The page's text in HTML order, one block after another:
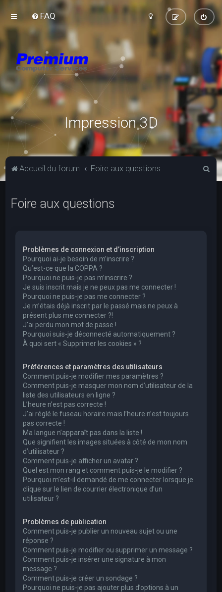
FAQ
Impression 3D
Accueil du forum Foire aux questions
Foire aux questions
Problèmes de connexion et d’inscription
Pourquoi ai-je besoin de m’inscrire ?
Qu’est-ce que la COPPA ?
Pourquoi ne puis-je pas m’inscrire ?
Je suis inscrit mais je ne peux pas me connecter !
Pourquoi ne puis-je pas me connecter ?
Je m’étais déjà inscrit par le passé mais ne peux à
présent plus me connecter ?!
J’ai perdu mon mot de passe !
Pourquoi suis-je déconnecté automatiquement ?
À quoi sert « Supprimer les cookies » ?
Préférences et paramètres des utilisateurs
Comment puis-je modifier mes paramètres ?
Comment puis-je masquer mon nom d’utilisateur de la
liste des utilisateurs en ligne ?
L’heure n’est pas correcte !
J’ai réglé le fuseau horaire mais l’heure n’est toujours
pas correcte !
Ma langue n’apparaît pas dans la liste !
Que signifient les images situées à côté de mon nom
d’utilisateur ?
Comment puis-je afficher un avatar ?
Quel est mon rang et comment puis-je le modifier ?
Pourquoi m’est-il demandé de me connecter lorsque je
clique sur le lien de courrier électronique d’un
utilisateur ?
Problèmes de publication
Comment puis-je publier un nouveau sujet ou une
réponse ?
Comment puis-je modifier ou supprimer un message ?
Comment puis-je insérer une signature à mon
message ?
Comment puis-je créer un sondage ?
Pourquoi ne puis-je pas ajouter plus d’options à un